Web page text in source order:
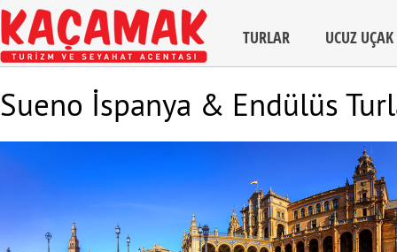
TURLAR UCUZ
Sueno İspanya & Endülüs